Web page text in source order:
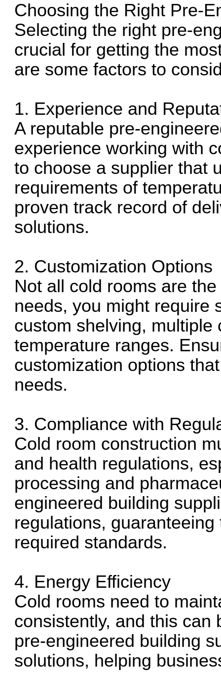
Choosing the Right Pre-
Selecting the right pre-
crucial for getting the
are some factors to
1. Experience and
A reputable pre-
experience working with
to choose a supplier that
requirements of
proven track record of
solutions.
2. Customization Options
Not all cold rooms are
needs, you might require
custom shelving,
temperature ranges.
customization options
needs.
3. Compliance with
Cold room construction
and health regulations,
processing and
engineered building
regulations,
required standards.
4. Energy Efficiency
Cold rooms need to
consistently, and this can
pre-engineered building
solutions, helping